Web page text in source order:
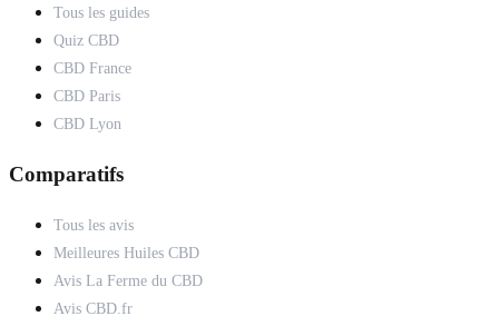
Tous les guides
Quiz CBD
CBD France
CBD Paris
CBD Lyon
Comparatifs
Tous les avis
Meilleures Huiles CBD
Avis La Ferme du CBD
Avis CBD.fr